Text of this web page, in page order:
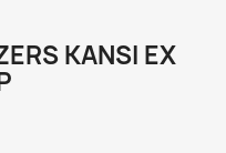
KANSI EX